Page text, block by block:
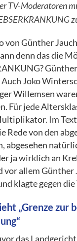
TV-Moderatoren
von Günther
denn das die
Joko
Willemsen
Für jede
Im
Rede von den
abgesehen
ja wirklich an
vor allem Günther
klagte gegen
„Grenze zur
das